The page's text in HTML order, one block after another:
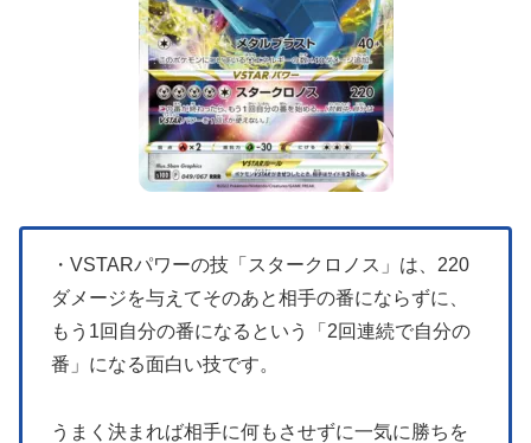
・VSTARパワーの技「スタークロノス」は、220
ダメージを与えてそのあと相手の番にならずに、
もう1回自分の番になるという「2回連続で自分の
番」になる面白い技です。
うまく決まれば相手に何もさせずに一気に勝ちを